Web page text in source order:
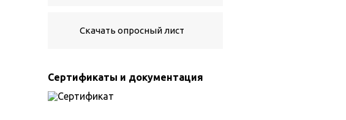
Скачать опросный лист
Сертификаты и документация